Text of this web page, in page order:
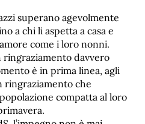
superano agevolmente
a chi li aspetta a casa e
come i loro nonni.
davvero
è in prima linea, agli
che
compatta al loro